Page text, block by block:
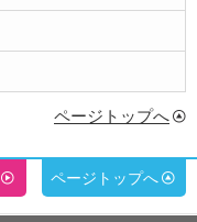
ページトップへ
ページトップへ